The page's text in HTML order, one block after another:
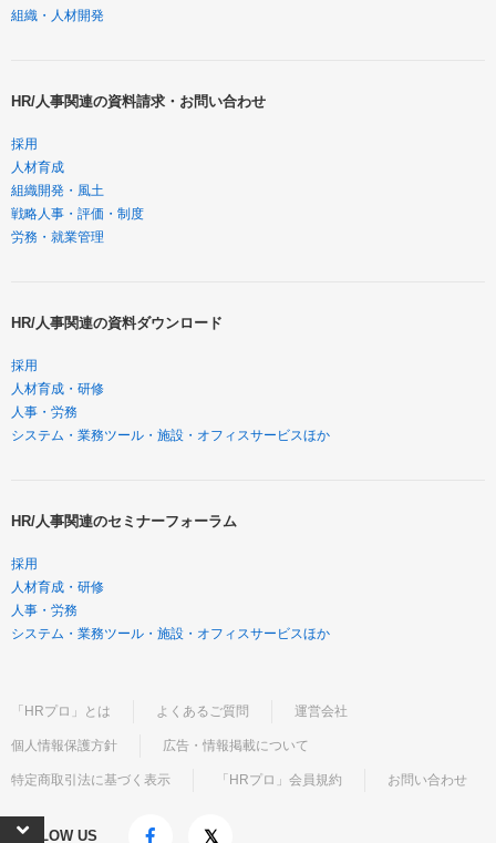
組織・人材開発
HR/人事関連の資料請求・お問い合わせ
採用
人材育成
組織開発・風土
戦略人事・評価・制度
労務・就業管理
HR/人事関連の資料ダウンロード
採用
人材育成・研修
人事・労務
システム・業務ツール・施設・オフィスサービスほか
HR/人事関連のセミナーフォーラム
採用
人材育成・研修
人事・労務
システム・業務ツール・施設・オフィスサービスほか
「HRプロ」とは よくあるご質問 運営会社
個人情報保護方針 広告・情報掲載について
特定商取引法に基づく表示 「HRプロ」会員規約 お問い合わせ
FOLLOW US